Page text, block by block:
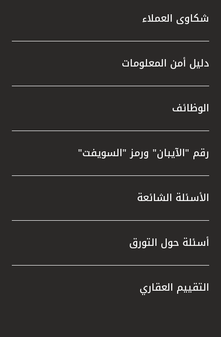
شكاوى العملاء
دليل أمن المعلومات
الوظائف
رقم "الآيبان" ورمز "السويفت"
الأسئلة الشائعة
أسئلة حول التورق
التقييم العقاري